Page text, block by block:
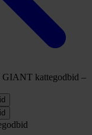
kattegodbid –